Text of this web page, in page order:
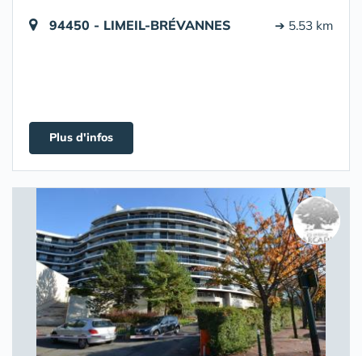
94450 - LIMEIL-BRÉVANNES ➔ 5.53 km
Plus d'infos